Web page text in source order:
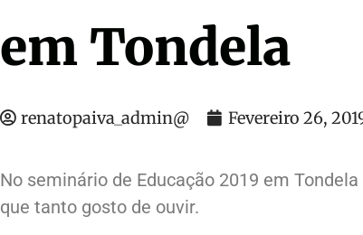
em Tondela
renatopaiva_admin@ Fevereiro 26,
No seminário de Educação 2019 em
que tanto gosto de ouvir.